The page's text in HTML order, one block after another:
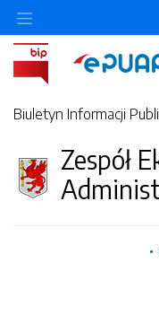
Biuletyn Informacji
Zespół